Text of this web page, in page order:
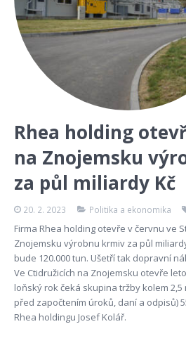
Rhea holding
na Znojemsku
za půl miliardy Kč
20. 2. 2023 Politika a ekonomika
Firma Rhea holding otevře v červnu ve
Znojemsku výrobnu krmiv za půl
bude 120.000 tun. Ušetří tak dopravní
Ve Ctidružicích na Znojemsku otevře
loňský rok čeká skupina tržby kolem 2,5
před započtením úroků, daní a odpisů)
Rhea holdingu Josef Kolář.